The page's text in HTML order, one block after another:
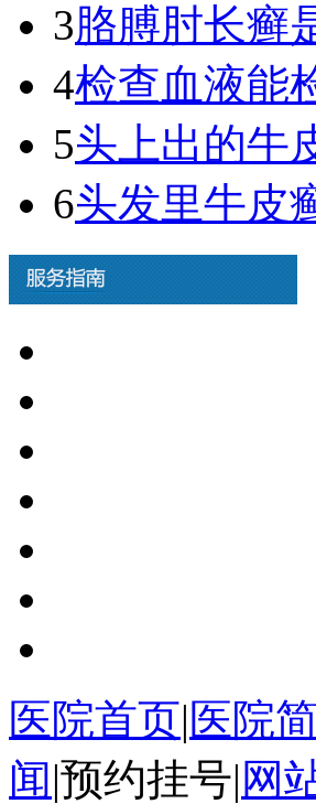
3胳膊肘长癣
4检查血液能
5头上出的牛
6头发里牛皮
医院首页|医院
闻|预约挂号| 网